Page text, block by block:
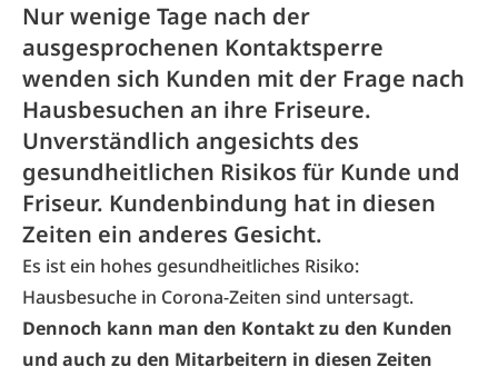
Nur wenige Tage nach der
ausgesprochenen Kontaktsperre
wenden sich Kunden mit der Frage nach
Hausbesuchen an ihre Friseure.
Unverständlich angesichts des
gesundheitlichen Risikos für Kunde und
Friseur. Kundenbindung hat in diesen
Zeiten ein anderes Gesicht.
Es ist ein hohes gesundheitliches Risiko:
Hausbesuche in Corona-Zeiten sind untersagt.
Dennoch kann man den Kontakt zu den Kunden
und auch zu den Mitarbeitern in diesen Zeiten